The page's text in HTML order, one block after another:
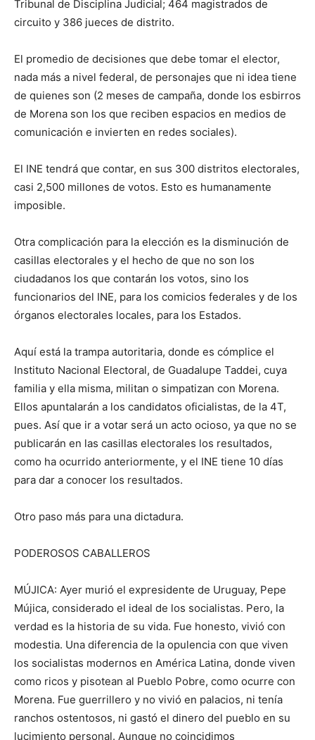
Tribunal de Disciplina Judicial; 464 magistrados de
circuito y 386 jueces de distrito.
El promedio de decisiones que debe tomar el elector,
nada más a nivel federal, de personajes que ni idea tiene
de quienes son (2 meses de campaña, donde los esbirros
de Morena son los que reciben espacios en medios de
comunicación e invierten en redes sociales).
El INE tendrá que contar, en sus 300 distritos electorales,
casi 2,500 millones de votos. Esto es humanamente
imposible.
Otra complicación para la elección es la disminución de
casillas electorales y el hecho de que no son los
ciudadanos los que contarán los votos, sino los
funcionarios del INE, para los comicios federales y de los
órganos electorales locales, para los Estados.
Aquí está la trampa autoritaria, donde es cómplice el
Instituto Nacional Electoral, de Guadalupe Taddei, cuya
familia y ella misma, militan o simpatizan con Morena.
Ellos apuntalarán a los candidatos oficialistas, de la 4T,
pues. Así que ir a votar será un acto ocioso, ya que no se
publicarán en las casillas electorales los resultados,
como ha ocurrido anteriormente, y el INE tiene 10 días
para dar a conocer los resultados.
Otro paso más para una dictadura.
PODEROSOS CABALLEROS
MÚJICA: Ayer murió el expresidente de Uruguay, Pepe
Mújica, considerado el ideal de los socialistas. Pero, la
verdad es la historia de su vida. Fue honesto, vivió con
modestia. Una diferencia de la opulencia con que viven
los socialistas modernos en América Latina, donde viven
como ricos y pisotean al Pueblo Pobre, como ocurre con
Morena. Fue guerrillero y no vivió en palacios, ni tenía
ranchos ostentosos, ni gastó el dinero del pueblo en su
lucimiento personal. Aunque no coincidimos